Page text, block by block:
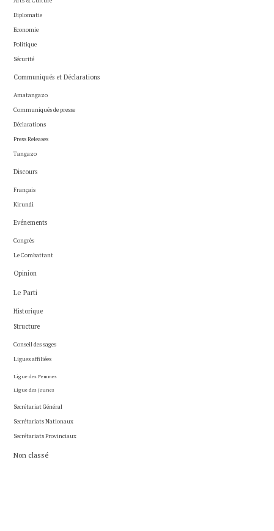
Diplomatie
Economie
Politique
Sécurité
Communiqués et Déclarations
Amatangazo
Communiqués de presse
Déclarations
Press Releases
Tangazo
Discours
Français
Kirundi
Evénements
Congrès
Le Combattant
Opinion
Le Parti
Historique
Structure
Conseil des sages
Ligues affiliées
Ligue des Femmes
Ligue des Jeunes
Secrétariat Général
Secrétariats Nationaux
Secrétariats Provinciaux
Non classé